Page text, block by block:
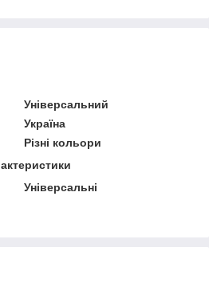
Універсальний
Україна
Різні кольори
Універсальні